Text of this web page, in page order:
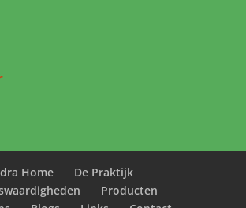
Home
De Praktijk
Producten